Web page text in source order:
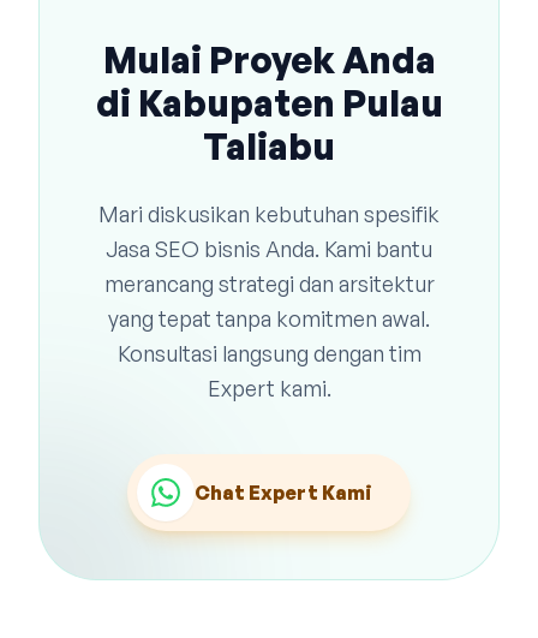
Mulai Proyek Anda
di Kabupaten Pulau
Taliabu
Mari diskusikan kebutuhan spesifik
Jasa SEO bisnis Anda. Kami bantu
merancang strategi dan arsitektur
yang tepat tanpa komitmen awal.
Konsultasi langsung dengan tim
Expert kami.
Chat Expert Kami